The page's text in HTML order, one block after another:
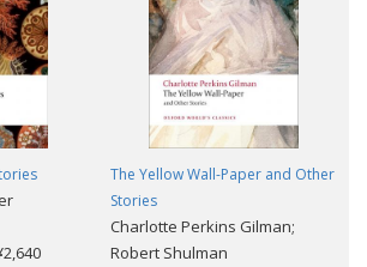
The Yellow Wall-Paper and Other
Stories
Charlotte Perkins Gilman;
Robert Shulman